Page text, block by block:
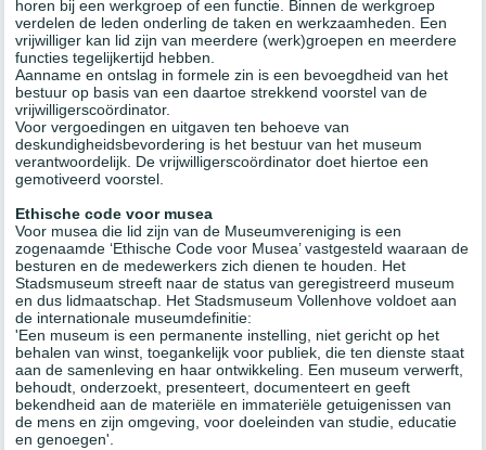
horen bij een werkgroep of een functie. Binnen de werkgroep
verdelen de leden onderling de taken en werkzaamheden. Een
vrijwilliger kan lid zijn van meerdere (werk)groepen en meerdere
functies tegelijkertijd hebben.
Aanname en ontslag in formele zin is een bevoegdheid van het
bestuur op basis van een daartoe strekkend voorstel van de
vrijwilligerscoördinator.
Voor vergoedingen en uitgaven ten behoeve van
deskundigheidsbevordering is het bestuur van het museum
verantwoordelijk. De vrijwilligerscoördinator doet hiertoe een
gemotiveerd voorstel.
Ethische code voor musea
Voor musea die lid zijn van de Museumvereniging is een
zogenaamde ‘Ethische Code voor Musea’ vastgesteld waaraan de
besturen en de medewerkers zich dienen te houden. Het
Stadsmuseum streeft naar de status van geregistreerd museum
en dus lidmaatschap. Het Stadsmuseum Vollenhove voldoet aan
de internationale museumdefinitie:
'Een museum is een permanente instelling, niet gericht op het
behalen van winst, toegankelijk voor publiek, die ten dienste staat
aan de samenleving en haar ontwikkeling. Een museum verwerft,
behoudt, onderzoekt, presenteert, documenteert en geeft
bekendheid aan de materiële en immateriële getuigenissen van
de mens en zijn omgeving, voor doeleinden van studie, educatie
en genoegen'.